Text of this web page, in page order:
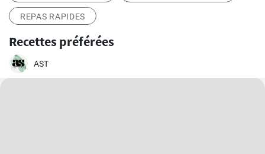
REPAS RAPIDES
Recettes préférées
AST